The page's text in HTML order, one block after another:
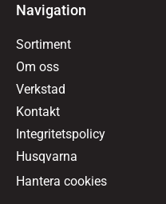
Navigation
Sortiment
Om oss
Verkstad
Kontakt
Integritetspolicy
Husqvarna
Hantera cookies